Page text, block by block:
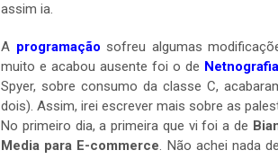
assim ia.
A programação sofreu algumas
muito e acabou ausente foi o de Netnografia
Spyer, sobre consumo da classe C,
dois). Assim, irei escrever mais sobre as
No primeiro dia, a primeira que vi foi a de
Media para E-commerce. Não achei nada